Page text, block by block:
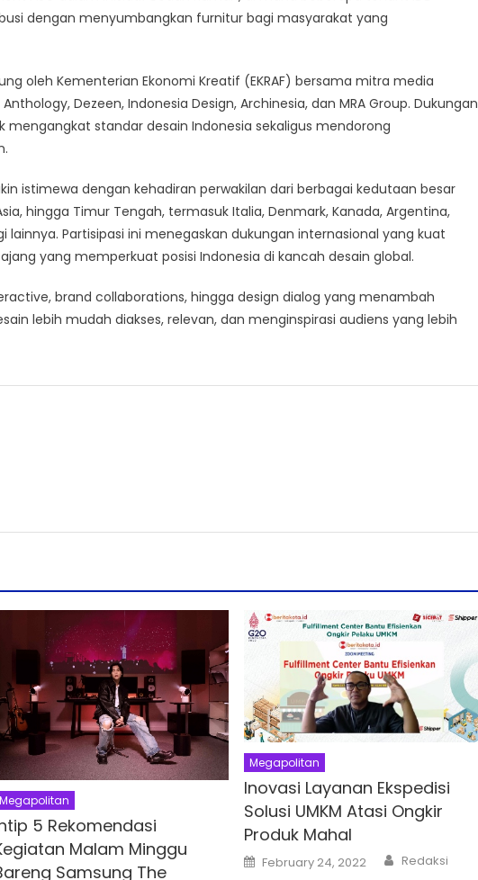
dengan menyumbangkan furnitur bagi masyarakat yang
oleh Kementerian Ekonomi Kreatif (EKRAF) bersama mitra media
Dezeen, Indonesia Design, Archinesia, dan MRA Group. Dukungan
standar desain Indonesia sekaligus mendorong
istimewa dengan kehadiran perwakilan dari berbagai kedutaan besar
hingga Timur Tengah, termasuk Italia, Denmark, Kanada, Argentina,
lainnya. Partisipasi ini menegaskan dukungan internasional yang kuat
yang memperkuat posisi Indonesia di kancah desain global.
brand collaborations, hingga design dialog yang menambah
lebih mudah diakses, relevan, dan menginspirasi audiens yang lebih
Megapolitan
5 Rekomendasi
Malam Minggu
Samsung The
Megapolitan
Inovasi Layanan Ekspedisi
Solusi UMKM Atasi Ongkir
Produk Mahal
Posted
on
February 24, 2022 Author
Redaksi